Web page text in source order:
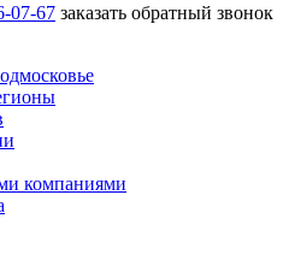
07-67 заказать обратный звонок
компаниями